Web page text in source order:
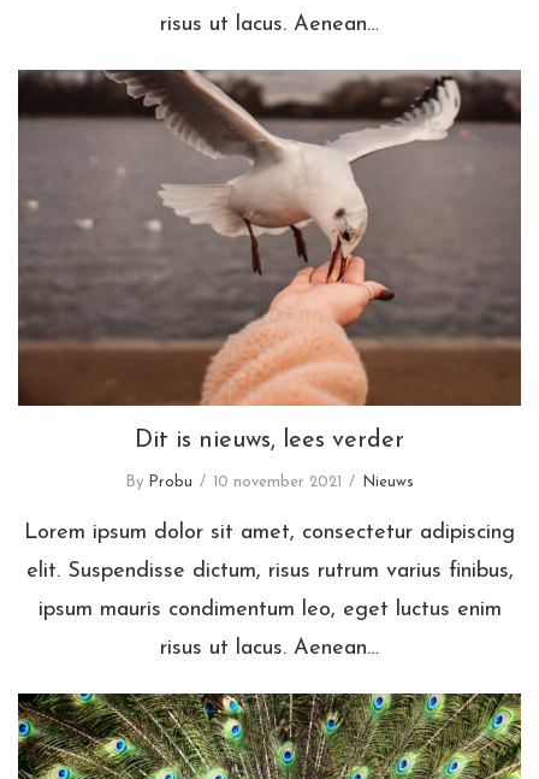
risus ut lacus. Aenean…
Dit is nieuws, lees verder
Dit is nieuws, lees verder
By Probu 10 november 2021 Nieuws
Lorem ipsum dolor sit amet, consectetur adipiscing
elit. Suspendisse dictum, risus rutrum varius finibus,
ipsum mauris condimentum leo, eget luctus enim
risus ut lacus. Aenean…